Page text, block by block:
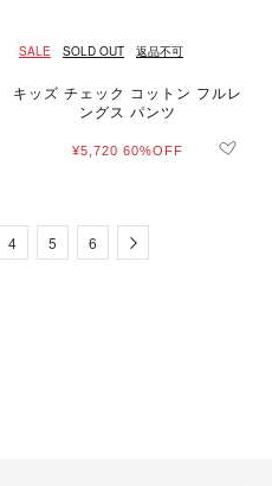
SALE SOLD OUT 返品不可
キッズ チェック コットン フルレ
ングス パンツ
¥5,720 60%OFF
4 5 6 Next